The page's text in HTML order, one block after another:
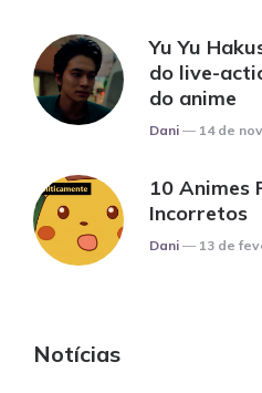
Yu Yu
do live-
do anime
Posted
Dani 14 de
10 Animes
Incorretos
Posted
Dani 13 de
Notícias